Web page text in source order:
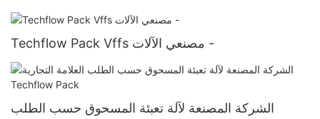
Techflow Pack Vffs مصنعي الآلات -
الشركة المصنعة لآلة تعبئة المسحوق حسب الطلب